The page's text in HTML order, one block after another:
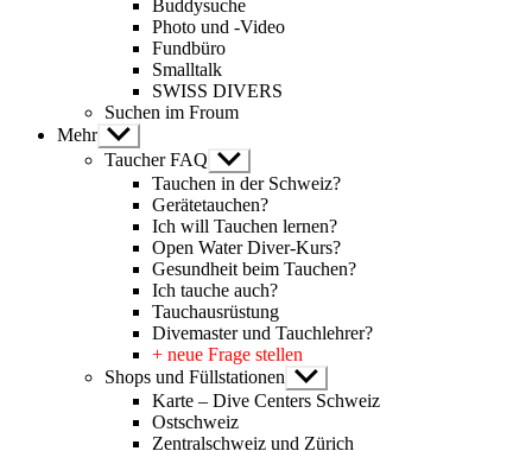
Buddysuche
Photo und -Video
Fundbüro
Smalltalk
SWISS DIVERS
Suchen im Froum
Mehr Untermenü
anzeigen
Taucher FAQ Untermenü
anzeigen
Tauchen in der Schweiz?
Gerätetauchen?
Ich will Tauchen lernen?
Open Water Diver-Kurs?
Gesundheit beim Tauchen?
Ich tauche auch?
Tauchausrüstung
Divemaster und Tauchlehrer?
+ neue Frage stellen
Shops und Füllstationen Untermenü
anzeigen
Karte – Dive Centers Schweiz
Ostschweiz
Zentralschweiz und Zürich